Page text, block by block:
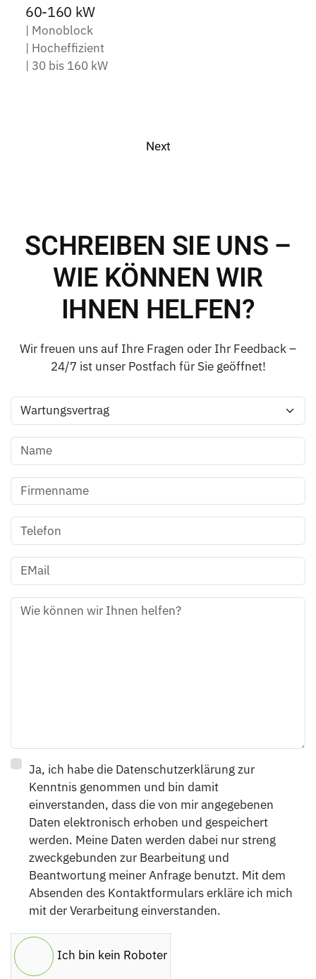
60-160 kW
| Monoblock
| Hocheffizient
| 30 bis 160 kW
Next
SCHREIBEN SIE UNS –
WIE KÖNNEN WIR
IHNEN HELFEN?
Wir freuen uns auf Ihre Fragen oder Ihr Feedback –
24/7 ist unser Postfach für Sie geöffnet!
Ja, ich habe die Datenschutzerklärung zur
Kenntnis genommen und bin damit
einverstanden, dass die von mir angegebenen
Daten elektronisch erhoben und gespeichert
werden. Meine Daten werden dabei nur streng
zweckgebunden zur Bearbeitung und
Beantwortung meiner Anfrage benutzt. Mit dem
Absenden des Kontaktformulars erkläre ich mich
mit der Verarbeitung einverstanden.
Ich bin kein Roboter